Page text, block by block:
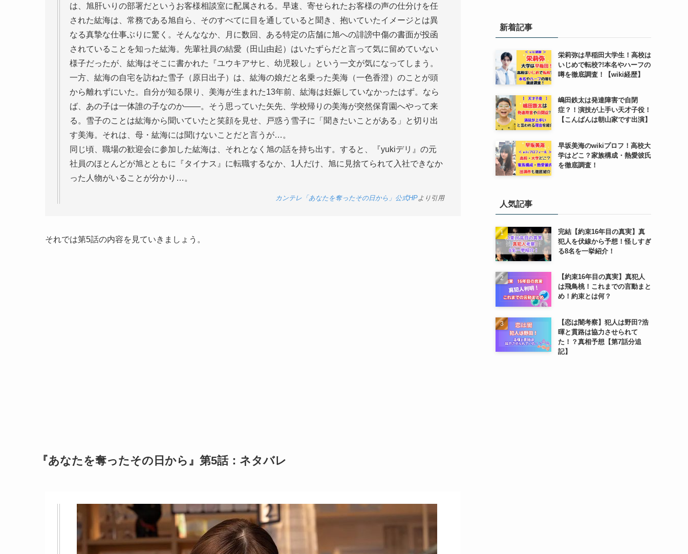
は、旭肝いりの部署だというお客様相談室に配属される。早速、寄せられたお客様の声の仕分けを任
された紘海は、常務である旭自ら、そのすべてに目を通していると聞き、抱いていたイメージとは異
なる真摯な仕事ぶりに驚く。そんななか、月に数回、ある特定の店舗に旭への誹謗中傷の書面が投函
されていることを知った紘海。先輩社員の結愛（田山由起）はいたずらだと言って気に留めていない
様子だったが、紘海はそこに書かれた『ユウキアサヒ、幼児殺し』という一文が気になってしまう。
一方、紘海の自宅を訪ねた雪子（原日出子）は、紘海の娘だと名乗った美海（一色香澄）のことが頭
から離れずにいた。自分が知る限り、美海が生まれた13年前、紘海は妊娠していなかったはず。なら
ば、あの子は一体誰の子なのか――。そう思っていた矢先、学校帰りの美海が突然保育園へやって来
る。雪子のことは紘海から聞いていたと笑顔を見せ、戸惑う雪子に「聞きたいことがある」と切り出
す美海。それは、母・紘海には聞けないことだと言うが…。
同じ頃、職場の歓迎会に参加した紘海は、それとなく旭の話を持ち出す。すると、『yukiデリ』の元
社員のほとんどが旭とともに『タイナス』に転職するなか、1人だけ、旭に見捨てられて入社できなか
った人物がいることが分かり…。
カンテレ「あなたを奪ったその日から」公式HPより引用
それでは第5話の内容を見ていきましょう。
『あなたを奪ったその日から』第5話：ネタバレ
新着記事
栄莉弥は早稲田大学生！高校は
いじめで転校?!本名やハーフの
噂を徹底調査！【wiki経歴】
嶋田鉄太は発達障害で自閉
症？！演技が上手い天才子役！
【こんばんは朝山家です出演】
早坂美海のwikiプロフ！高校大
学はどこ？家族構成・熱愛彼氏
を徹底調査！
人気記事
完結【約束16年目の真実】真
犯人を伏線から予想！怪しすぎ
る8名を一挙紹介！
【約束16年目の真実】真犯人
は飛鳥桃！これまでの言動まと
め！約束とは何？
【恋は闇考察】犯人は野田?浩
暉と貫路は協力させられて
た！？真相予想【第7話分追
記】